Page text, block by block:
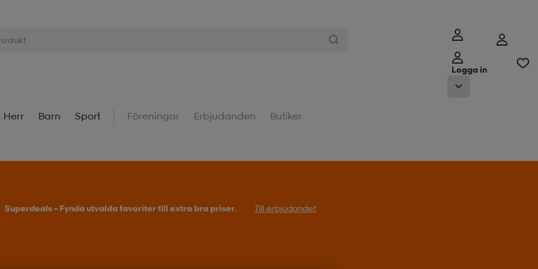
Logga in
Herr Barn Sport Föreningar Erbjudanden Butiker
Superdeals – Fynda utvalda favoriter till extra bra priser. Till erbjudandet